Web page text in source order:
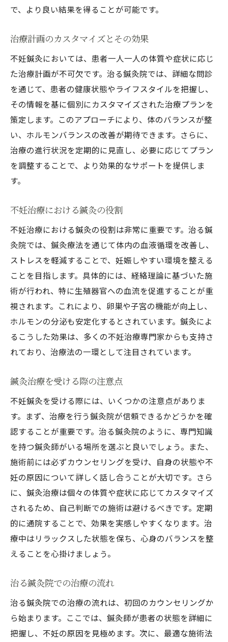
で、より良い結果を得ることが可能です。
治療計画のカスタマイズとその効果
不妊鍼灸においては、患者一人一人の体質や症状に応じ
た治療計画が不可欠です。治る鍼灸院では、詳細な問診
を通じて、患者の健康状態やライフスタイルを把握し、
その情報を基に個別にカスタマイズされた治療プランを
策定します。このアプローチにより、体のバランスが整
い、ホルモンバランスの改善が期待できます。さらに、
治療の進行状況を定期的に見直し、必要に応じてプラン
を調整することで、より効果的なサポートを提供しま
す。
不妊治療における鍼灸の役割
不妊治療における鍼灸の役割は非常に重要です。治る鍼
灸院では、鍼灸療法を通じて体内の血液循環を改善し、
ストレスを軽減することで、妊娠しやすい環境を整える
ことを目指します。具体的には、経絡理論に基づいた施
術が行われ、特に生殖器官への血流を促進することが重
視されます。これにより、卵巣や子宮の機能が向上し、
ホルモンの分泌も安定化するとされています。鍼灸によ
るこうした効果は、多くの不妊治療専門家からも支持さ
れており、治療法の一環として注目されています。
鍼灸治療を受ける際の注意点
不妊鍼灸を受ける際には、いくつかの注意点がありま
す。まず、治療を行う鍼灸院が信頼できるかどうかを確
認することが重要です。治る鍼灸院のように、専門知識
を持つ鍼灸師がいる場所を選ぶと良いでしょう。また、
施術前には必ずカウンセリングを受け、自身の状態や不
妊の原因について詳しく話し合うことが大切です。さら
に、鍼灸治療は個々の体質や症状に応じてカスタマイズ
されるため、自己判断での施術は避けるべきです。定期
的に通院することで、効果を実感しやすくなります。治
療中はリラックスした状態を保ち、心身のバランスを整
えることを心掛けましょう。
治る鍼灸院での治療の流れ
治る鍼灸院での治療の流れは、初回のカウンセリングか
ら始まります。ここでは、鍼灸師が患者の状態を詳細に
把握し、不妊の原因を見極めます。次に、最適な施術法